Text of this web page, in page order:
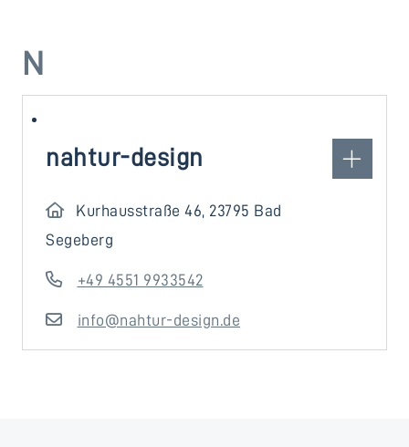
N
nahtur-design
Kurhausstraße 46, 23795 Bad
Segeberg
+49 4551 9933542
info@nahtur-design.de